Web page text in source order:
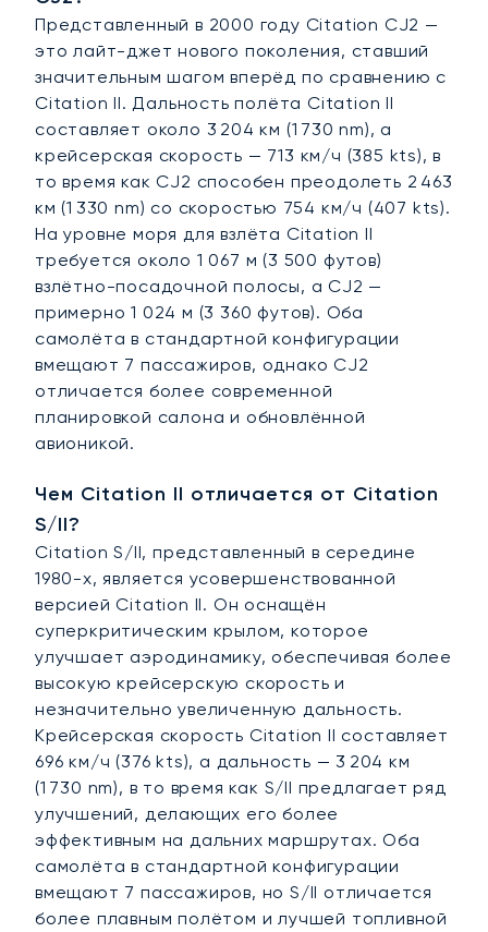
Представленный в 2000 году Citation CJ2 —
это лайт-джет нового поколения, ставший
значительным шагом вперёд по сравнению с
Citation II. Дальность полёта Citation II
составляет около 3 204 км (1 730 nm), а
крейсерская скорость — 713 км/ч (385 kts), в
то время как CJ2 способен преодолеть 2 463
км (1 330 nm) со скоростью 754 км/ч (407 kts).
На уровне моря для взлёта Citation II
требуется около 1 067 м (3 500 футов)
взлётно-посадочной полосы, а CJ2 —
примерно 1 024 м (3 360 футов). Оба
самолёта в стандартной конфигурации
вмещают 7 пассажиров, однако CJ2
отличается более современной
планировкой салона и обновлённой
авионикой.
Чем Citation II отличается от Citation
S/II?
Citation S/II, представленный в середине
1980-х, является усовершенствованной
версией Citation II. Он оснащён
суперкритическим крылом, которое
улучшает аэродинамику, обеспечивая более
высокую крейсерскую скорость и
незначительно увеличенную дальность.
Крейсерская скорость Citation II составляет
696 км/ч (376 kts), а дальность — 3 204 км
(1 730 nm), в то время как S/II предлагает ряд
улучшений, делающих его более
эффективным на дальних маршрутах. Оба
самолёта в стандартной конфигурации
вмещают 7 пассажиров, но S/II отличается
более плавным полётом и лучшей топливной